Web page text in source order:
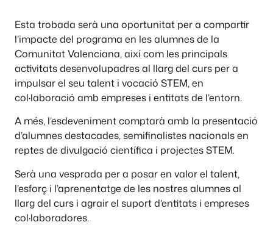
Esta trobada serà una oportunitat per a compartir
l’impacte del programa en les alumnes de la
Comunitat Valenciana, així com les principals
activitats desenvolupadres al llarg del curs per a
impulsar el seu talent i vocació STEM, en
col·laboració amb empreses i entitats de l’entorn.
A més, l’esdeveniment comptarà amb la presentació
d’alumnes destacades, semifinalistes nacionals en
reptes de divulgació científica i projectes STEM.
Serà una vesprada per a posar en valor el talent,
l’esforç i l’aprenentatge de les nostres alumnes al
llarg del curs i agrair el suport d’entitats i empreses
col·laboradores.